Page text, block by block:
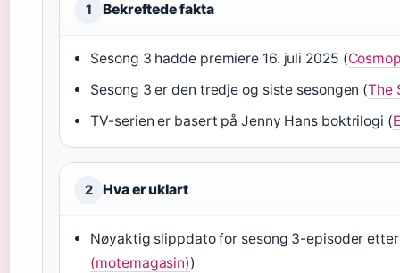
1 Bekreftede fakta
Sesong 3 hadde premiere 16. juli 2025 (
Sesong 3 er den tredje og siste sesongen (The
TV-serien er basert på Jenny Hans boktrilogi (
2 Hva er uklart
Nøyaktig slippdato for sesong 3-episoder
(motemagasin))